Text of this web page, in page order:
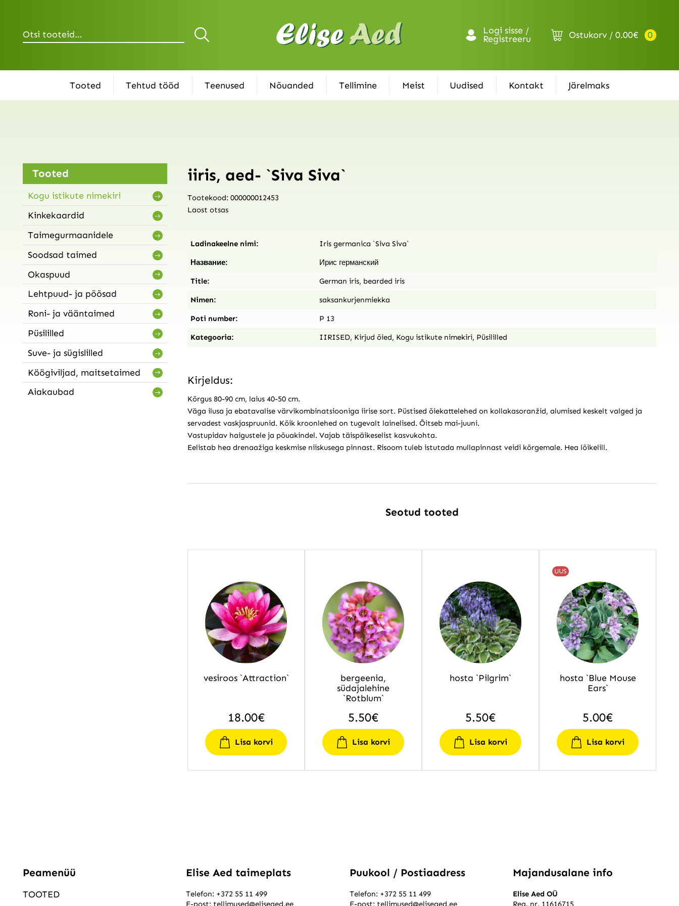
Otsi Logi sisse /
Registreeru Ostukorv 0.00€ 0
Tooted Tehtud tööd Teenused Nõuanded Tellimine Meist Uudised Kontakt Järelmaks
Tooted
Kogu istikute nimekiri
Kinkekaardid
Taimegurmaanidele
Soodsad taimed
Okaspuud
Lehtpuud- ja põõsad
Roni- ja vääntaimed
Püsililled
Suve- ja sügislilled
Köögiviljad, maitsetaimed
Aiakaubad
iiris, aed- `Siva Siva`
Tootekood: 000000012453
Laost otsas
Ladinakeelne nimi: Iris germanica `Siva Siva`
Название: Ирис германский
Title: German iris, bearded iris
Nimen: saksankurjenmiekka
Poti number: P 13
Kategooria: IIRISED, Kirjud õied, Kogu istikute nimekiri, Püsililled
Kirjeldus:
Kõrgus 80-90 cm, laius 40-50 cm.
Väga ilusa ja ebatavalise värvikombinatsiooniga iirise sort. Püstised õiekattelehed on kollakasoranžid, alumised keskelt valged ja
servadest vaskjaspruunid. Kõik kroonlehed on tugevalt lainelised. Õitseb mai-juuni.
Vastupidav haigustele ja põuakindel. Vajab täispäikeselist kasvukohta.
Eelistab hea drenaažiga keskmise niiskusega pinnast. Risoom tuleb istutada mullapinnast veidi kõrgemale. Hea lõikelill.
Seotud tooted
vesiroos `Attraction`
18.00€
Lisa korvi
bergeenia,
südajalehine
`Rotblum`
5.50€
Lisa korvi
hosta `Pilgrim`
5.50€
Lisa korvi
UUS
hosta `Blue Mouse
Ears`
5.00€
Lisa korvi
Peamenüü
TOOTED
Elise Aed taimeplats
Telefon: +372 55 11 499
E-post:tellimused@eliseaed.ee
Puukool / Postiaadress
Telefon: +372 55 11 499
E-post: tellimused@eliseaed.ee
Majandusalane info
Elise Aed OÜ
Reg. nr. 11616715